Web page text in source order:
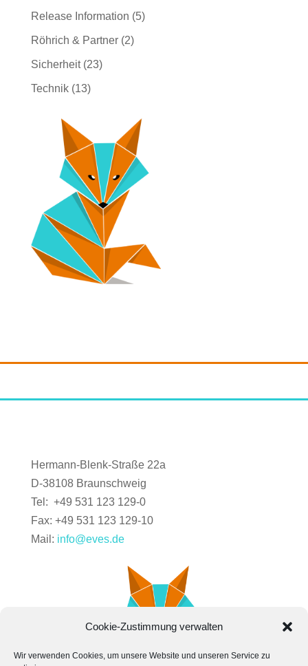
Cookie-Zustimmung verwalten
Wir verwenden Cookies, um unsere Website und unseren Service zu
Release Information (5)
Röhrich & Partner(2)
Sicherheit(23)
Technik(13)
Hermann-Blenk-Straße 22a
D-38108 Braunschweig
Tel: +49 531 123 129-0
Fax: +49 531 123 129-10
Mail: info@eves.de